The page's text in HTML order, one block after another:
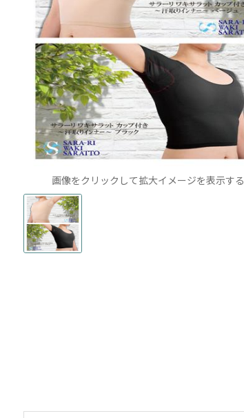
画像をクリックして拡大イメージを表示する